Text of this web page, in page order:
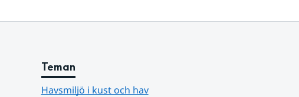
Teman
Havsmiljö i kust och hav